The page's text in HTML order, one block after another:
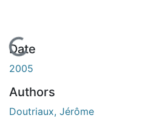
En cours de chargement...
Date
2005
Authors
Doutriaux, Jérôme